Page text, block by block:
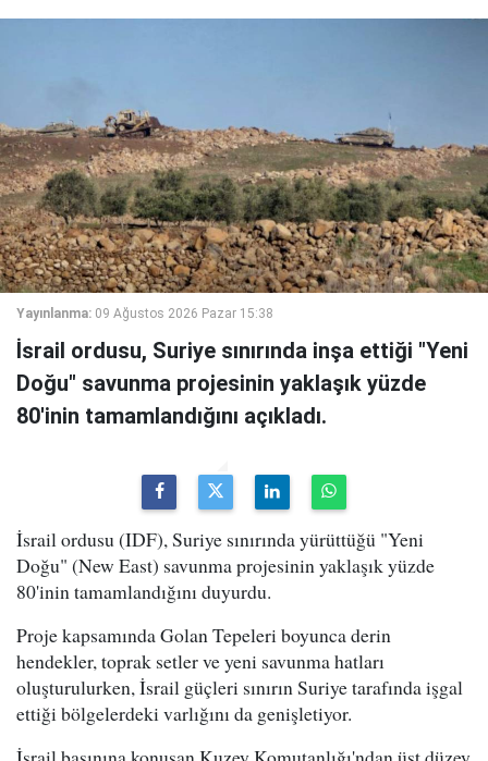
Yayınlanma: 09 Ağustos 2026 Pazar 15:38
İsrail ordusu, Suriye sınırında inşa ettiği "Yeni
Doğu" savunma projesinin yaklaşık yüzde
80'inin tamamlandığını açıkladı.
İsrail ordusu (IDF), Suriye sınırında yürüttüğü "Yeni
Doğu" (New East) savunma projesinin yaklaşık yüzde
80'inin tamamlandığını duyurdu.
Proje kapsamında Golan Tepeleri boyunca derin
hendekler, toprak setler ve yeni savunma hatları
oluşturulurken, İsrail güçleri sınırın Suriye tarafında işgal
ettiği bölgelerdeki varlığını da genişletiyor.